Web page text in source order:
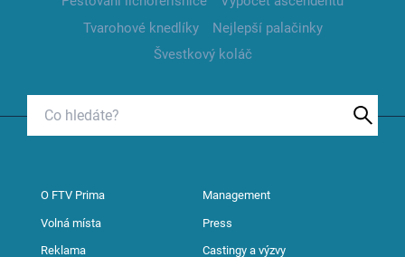
Tvarohové knedlíky
Nejlepší palačinky
Švestkový koláč
O FTV Prima Management
Volná místa Press
Reklama Castingy a výzvy